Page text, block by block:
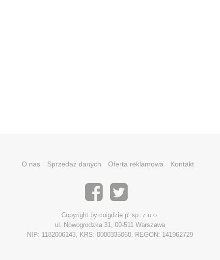
O nas Sprzedaż danych Oferta reklamowa Kontakt
Copyright by coigdzie.pl sp. z o.o.
ul. Nowogrodzka 31, 00-511 Warszawa
NIP: 1182006143, KRS: 0000335060, REGON: 141962729